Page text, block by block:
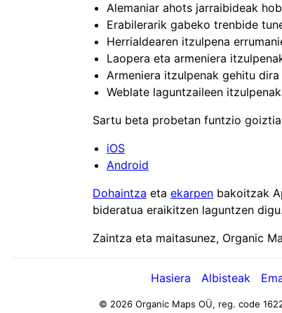
Alemaniar ahots jarraibideak
Erabilerarik gabeko trenbide
Herrialdearen itzulpena
Laopera eta armeniera
Armeniera itzulpenak gehitu
Weblate laguntzaileen
Sartu beta probetan funtzio
iOS
Android
Dohaintza eta ekarpen bakoitzak
bideratua eraikitzen laguntzen digu.
Zaintza eta maitasunez, Organic
Hasiera Albisteak
© 2026 Organic Maps OÜ, reg. code